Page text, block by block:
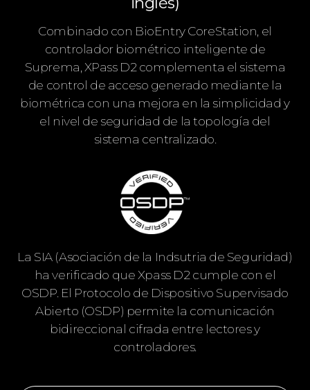
Combinado con BioEntry CoreStation, el
controlador biométrico inteligente de
Suprema, XPass D2 complementa el sistema
de control de acceso generado mediante la
biométrica con una mejora en la simplicidad y
el nivel de seguridad de la topología del
sistema centralizado.
La SIA (Asociación de la Indsutria de Seguridad)
ha verificado que Xpass D2 cumple con el
OSDP. El Protocolo de Dispositivo Supervisado
Abierto (OSDP) permite la comunicación
bidireccional cifrada entre lectores y
controladores.